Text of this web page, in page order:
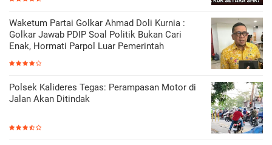
Waketum Partai Golkar Ahmad Doli Kurnia :
Golkar Jawab PDIP Soal Politik Bukan Cari
Enak, Hormati Parpol Luar Pemerintah
Polsek Kalideres Tegas: Perampasan Motor di
Jalan Akan Ditindak